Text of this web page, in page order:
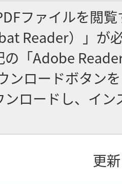
ファイルを閲
Reader）」が
の「Adobe
ンロードボタン
ンロードし、イ
更